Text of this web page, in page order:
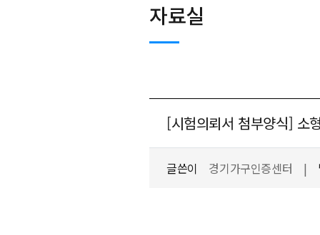
자료실
[시험의뢰서 첨부양식] 소
글쓴이 경기가구인증센터 |